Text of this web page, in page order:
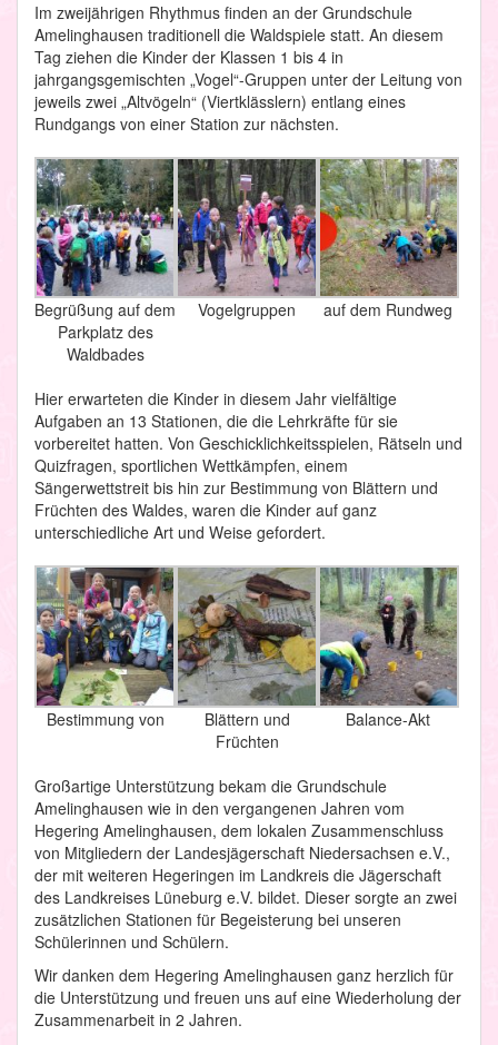
Im zweijährigen Rhythmus finden an der Grundschule
Amelinghausen traditionell die Waldspiele statt. An diesem
Tag ziehen die Kinder der Klassen 1 bis 4 in
jahrgangsgemischten „Vogel“-Gruppen unter der Leitung von
jeweils zwei „Altvögeln“ (Viertklässlern) entlang eines
Rundgangs von einer Station zur nächsten.
Begrüßung auf dem
Parkplatz des
Waldbades
Vogelgruppen auf dem Rundweg
Hier erwarteten die Kinder in diesem Jahr vielfältige
Aufgaben an 13 Stationen, die die Lehrkräfte für sie
vorbereitet hatten. Von Geschicklichkeitsspielen, Rätseln und
Quizfragen, sportlichen Wettkämpfen, einem
Sängerwettstreit bis hin zur Bestimmung von Blättern und
Früchten des Waldes, waren die Kinder auf ganz
unterschiedliche Art und Weise gefordert.
Bestimmung von
Blättern und
Früchten
Balance-Akt
Großartige Unterstützung bekam die Grundschule
Amelinghausen wie in den vergangenen Jahren vom
Hegering Amelinghausen, dem lokalen Zusammenschluss
von Mitgliedern der Landesjägerschaft Niedersachsen e.V.,
der mit weiteren Hegeringen im Landkreis die Jägerschaft
des Landkreises Lüneburg e.V. bildet. Dieser sorgte an zwei
zusätzlichen Stationen für Begeisterung bei unseren
Schülerinnen und Schülern.
Wir danken dem Hegering Amelinghausen ganz herzlich für
die Unterstützung und freuen uns auf eine Wiederholung der
Zusammenarbeit in 2 Jahren.